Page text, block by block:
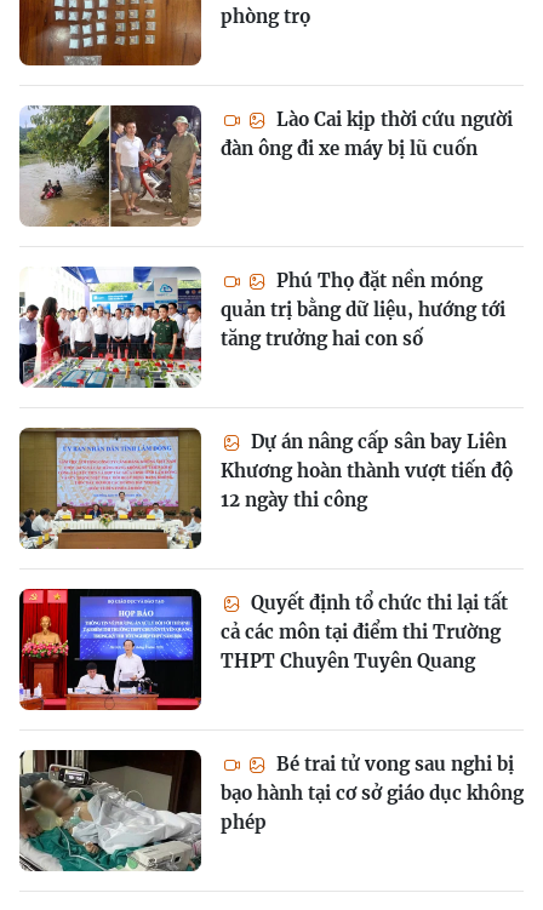
phòng trọ
Lào Cai kịp thời cứu người
đàn ông đi xe máy bị lũ cuốn
Phú Thọ đặt nền móng
quản trị bằng dữ liệu, hướng tới
tăng trưởng hai con số
Dự án nâng cấp sân bay Liên
Khương hoàn thành vượt tiến độ
12 ngày thi công
Quyết định tổ chức thi lại tất
cả các môn tại điểm thi Trường
THPT Chuyên Tuyên Quang
Bé trai tử vong sau nghi bị
bạo hành tại cơ sở giáo dục không
phép